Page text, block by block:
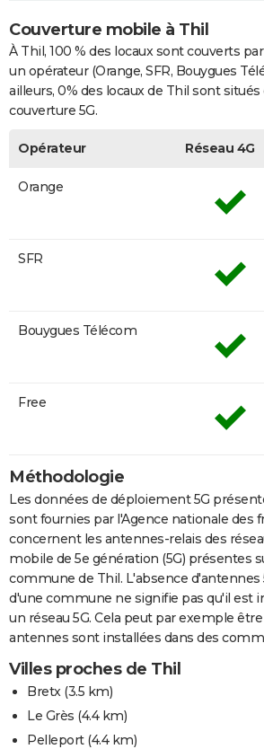
Couverture mobile à Thil
À Thil, 100 % des locaux sont couverts
un opérateur (Orange, SFR, Bouygues
ailleurs, 0% des locaux de Thil sont
couverture 5G.
Opérateur Réseau 4G
Orange
SFR
Bouygues Télécom
Free
Méthodologie
Les données de déploiement 5G
sont fournies par l'Agence nationale des
concernent les antennes-relais des
mobile de 5e génération (5G) présentes
commune de Thil. L'absence d'antennes
d'une commune ne signifie pas qu'il est
un réseau 5G. Cela peut par exemple
antennes sont installées dans des
Villes proches de Thil
Bretx(3.5 km)
Le Grès (4.4 km)
Pelleport(4.4 km)